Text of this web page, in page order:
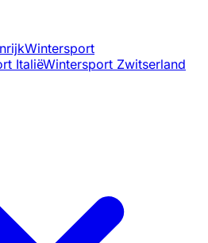
Wintersport
ItaliëWintersport Zwitserland